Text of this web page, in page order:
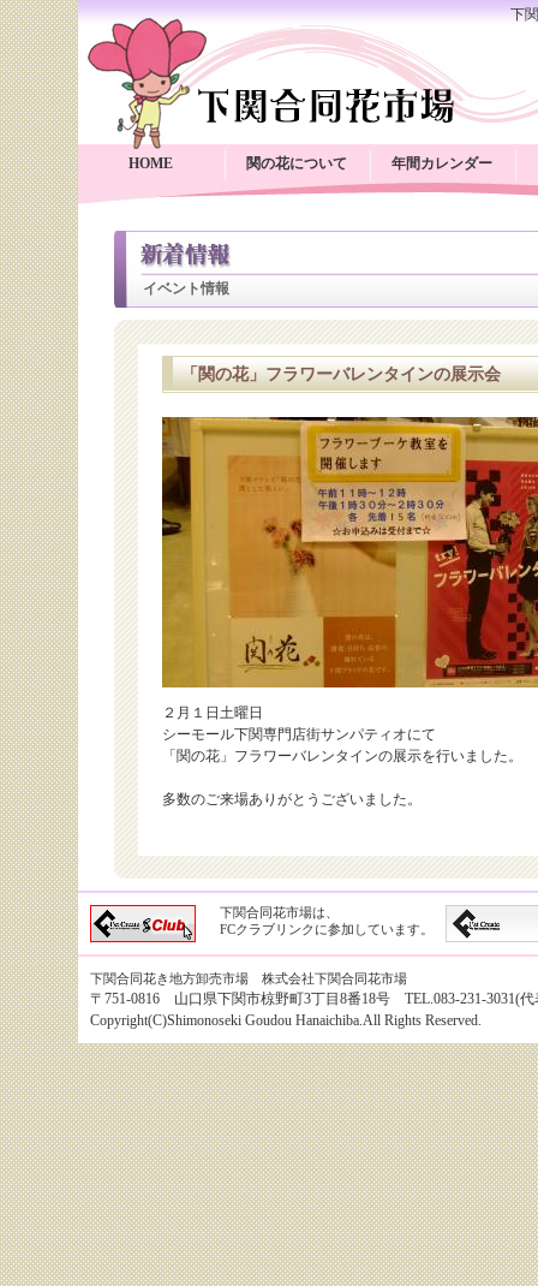
下
HOME 関の花について 年間カレンダー
イベント情報
「関の花」フラワーバレンタインの展示会
２月１日土曜日
シーモール下関専門店街サンパティオにて
「関の花」フラワーバレンタインの展示を行いました。
多数のご来場ありがとうございました。
下関合同花市場は、
FCクラブリンクに参加しています。
下関合同花き地方卸売市場 株式会社下関合同花市場
〒751-0816 山口県下関市椋野町3丁目8番18号 TEL.083-231-3031(代
Copyright(C)Shimonoseki Goudou Hanaichiba.All Rights Reserved.